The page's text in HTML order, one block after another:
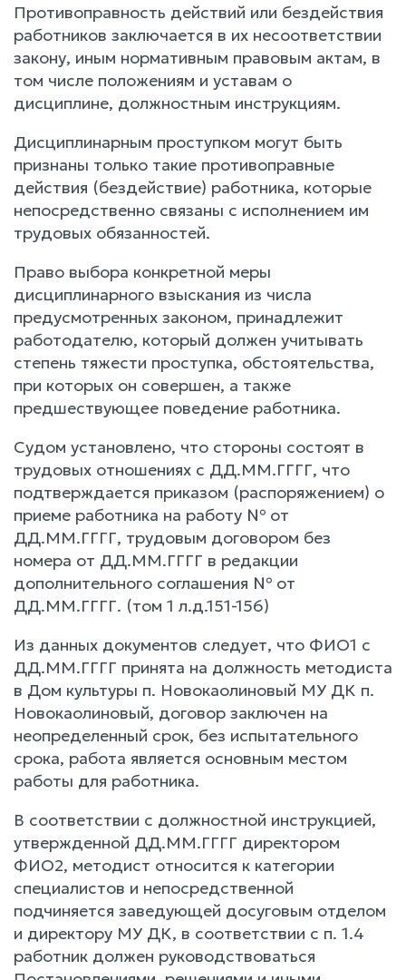
Противоправность действий или бездействия
работников заключается в их несоответствии
закону, иным нормативным правовым актам, в
том числе положениям и уставам о
дисциплине, должностным инструкциям.
Дисциплинарным проступком могут быть
признаны только такие противоправные
действия (бездействие) работника, которые
непосредственно связаны с исполнением им
трудовых обязанностей.
Право выбора конкретной меры
дисциплинарного взыскания из числа
предусмотренных законом, принадлежит
работодателю, который должен учитывать
степень тяжести проступка, обстоятельства,
при которых он совершен, а также
предшествующее поведение работника.
Судом установлено, что стороны состоят в
трудовых отношениях с ДД.ММ.ГГГГ, что
подтверждается приказом (распоряжением) о
приеме работника на работу № от
ДД.ММ.ГГГГ, трудовым договором без
номера от ДД.ММ.ГГГГ в редакции
дополнительного соглашения № от
ДД.ММ.ГГГГ. (том 1 л.д.151-156)
Из данных документов следует, что ФИО1 с
ДД.ММ.ГГГГ принята на должность методиста
в Дом культуры п. Новокаолиновый МУ ДК п.
Новокаолиновый, договор заключен на
неопределенный срок, без испытательного
срока, работа является основным местом
работы для работника.
В соответствии с должностной инструкцией,
утвержденной ДД.ММ.ГГГГ директором
ФИО2, методист относится к категории
специалистов и непосредственной
подчиняется заведующей досуговым отделом
и директору МУ ДК, в соответствии с п. 1.4
работник должен руководствоваться